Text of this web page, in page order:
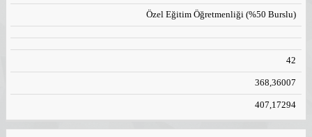
Özel Eğitim Öğretmenliği (%50 Burslu)
42
368,36007
407,17294